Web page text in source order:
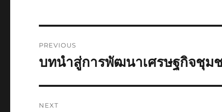
navigation
PREVIOUS
Previous
บทนำสู่การพัฒนาเศรษฐกิจชุม
NEXT